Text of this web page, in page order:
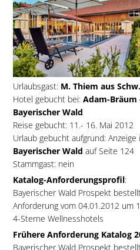
Urlaubsgast:M. Thiem aus
Hotel gebucht bei:Adam-Bräum
Bayerischer Wald
Reise gebucht: 11.- 16. Mai 2012
Urlaub gebucht aufgrund: Anzeige
Bayerischer Wald auf Seite 124
Stammgast: nein
Katalog-Anforderungsprofil:
Bayerischer Wald Prospekt
Anforderung vom 04.01.2012 um
4-Sterne Wellnesshotels
Frühere Anforderung Katalog
Bayerischer Wald Prospekt